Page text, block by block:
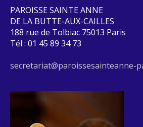
PAROISSE SAINTE ANNE
DE LA BUTTE-AUX-CAILLES
188 rue de Tolbiac 75013 Paris
Tél : 01 45 89 34 73
secretariat@paroissesainteanne-